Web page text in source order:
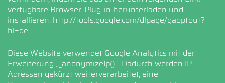
verfügbare Browser-Plug-in herunterladen und
installieren: http://tools.google.com/dlpage/gaoptout?
hl=de.
Diese Website verwendet Google Analytics mit der
Erweiterung „_anonymizeIp()“. Dadurch werden IP-
Adressen gekürzt weiterverarbeitet, eine